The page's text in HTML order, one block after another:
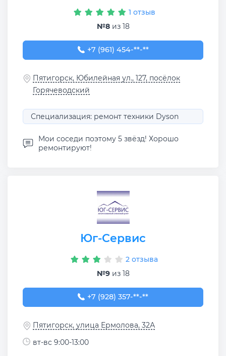
1 отзыв
№8из 18
+7 (961) 454-64-45
+7 (961) 454-**-**
Пятигорск, Юбилейная ул., 127, посёлок
Горячеводский
Специализация: ремонт техники Dyson
Мои соседи поэтому 5 звёзд! Хорошо
ремонтируют!
Юг-Сервис
2 отзыва
№9из 18
+7 (928) 357-36-16
+7 (928) 357-**-**
Пятигорск, улица Ермолова, 32А
вт-вс 9:00-13:00